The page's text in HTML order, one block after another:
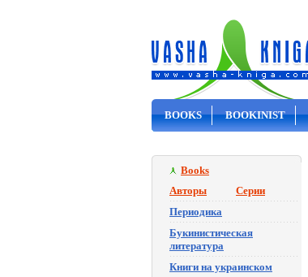
BOOKS BOOKINIST
Books
Авторы
Серии
Периодика
Букинистическая
литература
Книги на украинском